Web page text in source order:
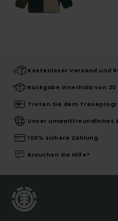
Kostenloser Versand und
Rückgabe innerhalb von 30
Treten Sie dem
Unser umweltfreundliches
100% sichere Zahlung
Brauchen Sie Hilfe?